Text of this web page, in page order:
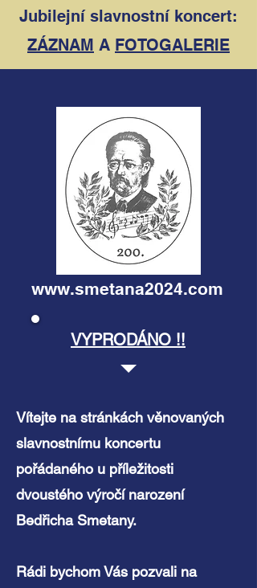
Jubilejní slavnostní koncert:
ZÁZNAM A FOTOGALERIE
www.smetana2024.com
VYPRODÁNO !!
Vítejte na stránkách věnovaných
slavnostnímu koncertu
pořádaného u příležitosti
dvoustého výročí narození
Bedřicha Smetany.
Rádi bychom Vás pozvali na